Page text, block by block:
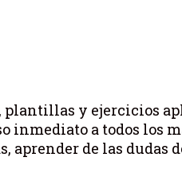
plantillas y ejercicios
inmediato a todos los
de las dudas